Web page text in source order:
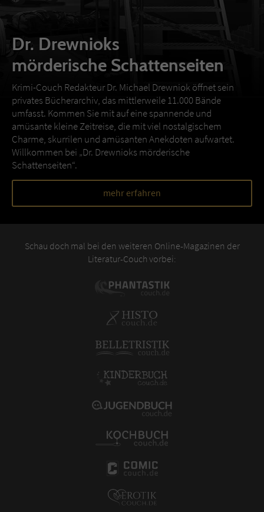
Dr. Drewnioks
mörderische Schattenseiten
Krimi-Couch Redakteur Dr. Michael Drewniok öffnet sein
privates Bücherarchiv, das mittlerweile 11.000 Bände
umfasst. Kommen Sie mit auf eine spannende und
amüsante kleine Zeitreise, die mit viel nostalgischem
Charme, skurrilen und amüsanten Anekdoten aufwartet.
Willkommen bei „Dr. Drewnioks mörderische
Schattenseiten“.
mehr erfahren
Schau doch mal bei den weiteren Online-Magazinen der
Literatur-Couch vorbei: